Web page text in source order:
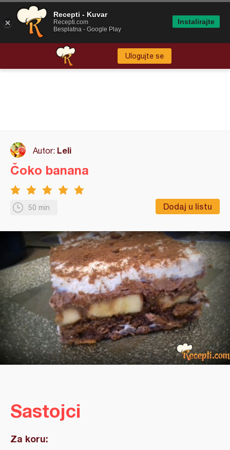
Ulogujte se
Autor: Leli
50 min Dodaj u listu
Čoko banana
Sastojci
Za koru:
Recepti - Kuvar
Recepti.com
Besplatna - Google Play
Instalirajte